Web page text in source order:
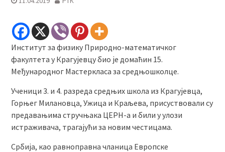
Институт за физику Природно-математичког
факултета у Крагујевцу био је домаћин 15.
Међународног Мастеркласа за средњошколце.
Ученици 3. и 4. разреда средњих школа из Крагујевца,
Горњег Милановца, Ужица и Краљева, присуствовали су
предавањима стручњака ЦЕРН-а и били у улози
истраживача, трагајући за новим честицама.
Србија, као равноправна чланица Европске